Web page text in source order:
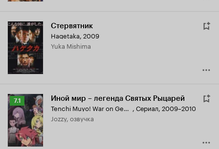
Стервятник
Hagetaka, 2009
Yuka Mishima
Рейтинг
Кинопоиска
7.1
7.1 Иной мир – легенда Святых Рыцарей
Tenchi Muyo! War on Geminar , Сериал, 2009–2010
Jozzy, озвучка